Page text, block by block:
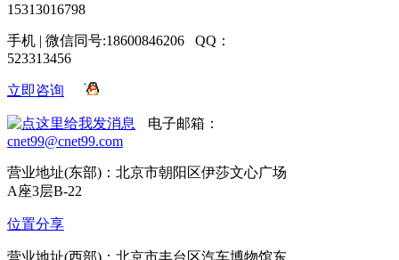
15313016798
手机 | 微信同号:18600846206 QQ：
523313456
立即咨询
电子邮箱：
cnet99@cnet99.com
营业地址(东部)：北京市朝阳区伊莎文心广场
A座3层B-22
位置分享
营业地址(西部)：北京市丰台区汽车博物馆东